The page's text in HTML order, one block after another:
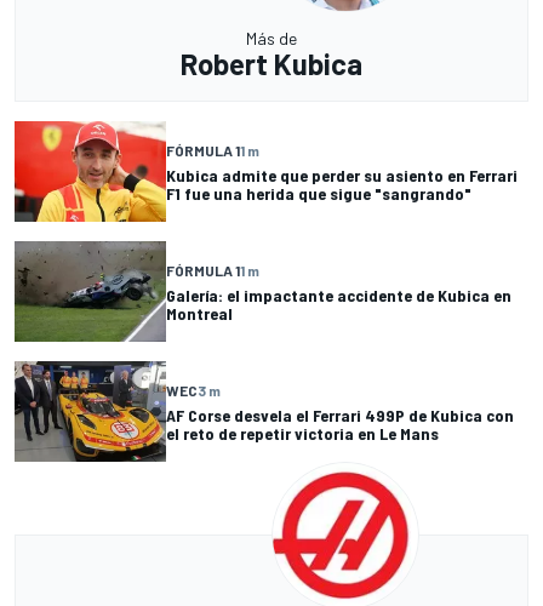
Más de
Robert Kubica
FÓRMULA 11 m
Kubica admite que perder su asiento en Ferrari
F1 fue una herida que sigue "sangrando"
FÓRMULA 11 m
Galería: el impactante accidente de Kubica en
Montreal
WEC3 m
AF Corse desvela el Ferrari 499P de Kubica con
el reto de repetir victoria en Le Mans